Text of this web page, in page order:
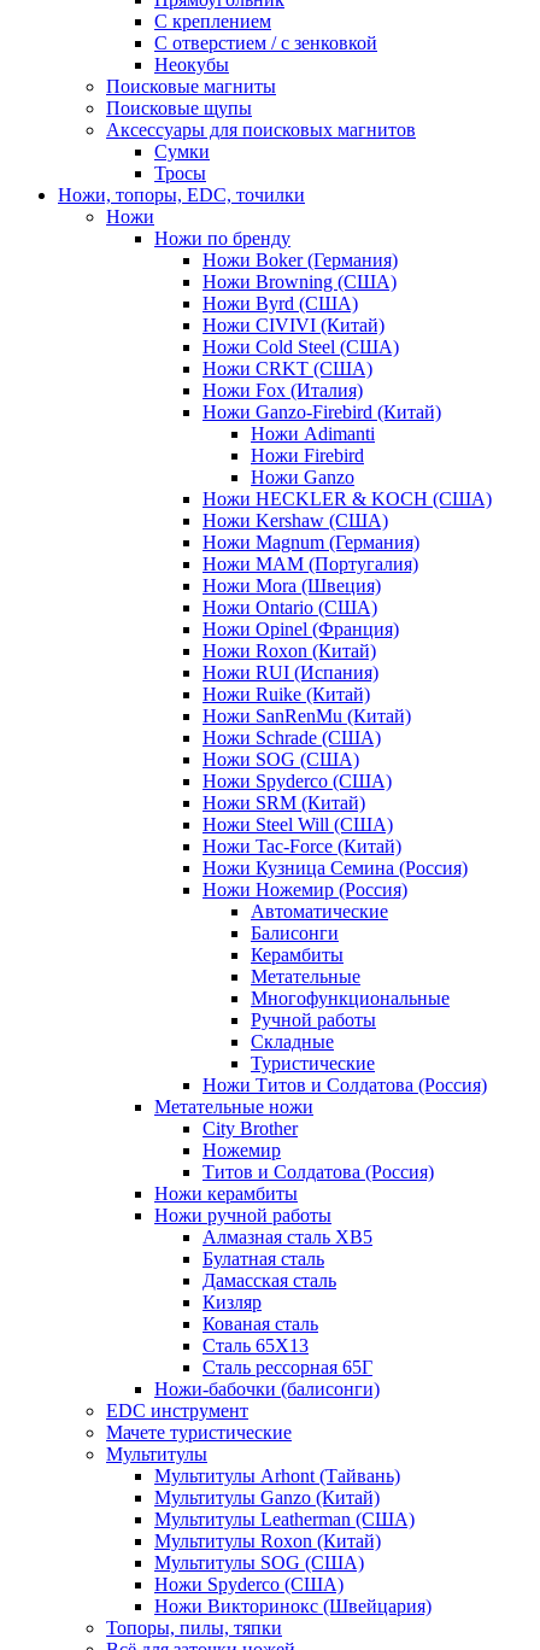
С креплением
С отверстием / с зенковкой
Неокубы
Поисковые магниты
Поисковые щупы
Аксессуары для поисковых магнитов
Сумки
Тросы
Ножи, топоры, EDC, точилки
Ножи
Ножи по бренду
Ножи Boker (Германия)
Ножи Browning (США)
Ножи Byrd (США)
Ножи CIVIVI (Китай)
Ножи Cold Steel (США)
Ножи CRKT (США)
Ножи Fox (Италия)
Ножи Ganzo-Firebird (Китай)
Ножи Adimanti
Ножи Firebird
Ножи Ganzo
Ножи HECKLER & KOCH (США)
Ножи Kershaw (США)
Ножи Magnum (Германия)
Ножи MAM (Португалия)
Ножи Mora (Швеция)
Ножи Ontario (США)
Ножи Opinel (Франция)
Ножи Roxon (Китай)
Ножи RUI (Испания)
Ножи Ruike (Китай)
Ножи SanRenMu (Китай)
Ножи Schrade (США)
Ножи SOG (США)
Ножи Spyderco (США)
Ножи SRM (Китай)
Ножи Steel Will (США)
Ножи Tac-Force (Китай)
Ножи Кузница Семина (Россия)
Ножи Ножемир (Россия)
Автоматические
Балисонги
Керамбиты
Метательные
Многофункциональные
Ручной работы
Складные
Туристические
Ножи Титов и Солдатова (Россия)
Метательные ножи
City Brother
Ножемир
Титов и Солдатова (Россия)
Ножи керамбиты
Ножи ручной работы
Алмазная сталь ХВ5
Булатная сталь
Дамасская сталь
Кизляр
Кованая сталь
Сталь 65Х13
Сталь рессорная 65Г
Ножи-бабочки (балисонги)
EDC инструмент
Мачете туристические
Мультитулы
Мультитулы Arhont (Тайвань)
Мультитулы Ganzo (Китай)
Мультитулы Leatherman (США)
Мультитулы Roxon (Китай)
Мультитулы SOG (США)
Ножи Spyderco (США)
Ножи Викторинокс (Швейцария)
Топоры, пилы, тяпки